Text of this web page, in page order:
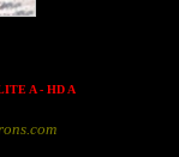
A - HD A